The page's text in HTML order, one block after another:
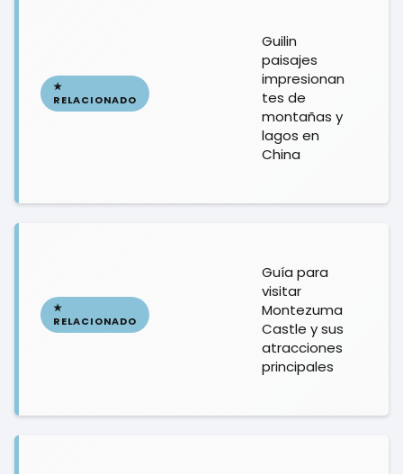
Guilin
paisajes
impresionan
tes de
montañas y
lagos en
China
Guía para
visitar
Montezuma
Castle y sus
atracciones
principales